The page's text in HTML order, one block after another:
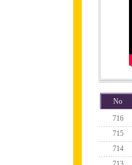
No
716
715
714